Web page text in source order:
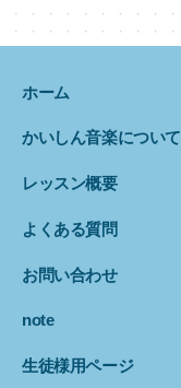
ホーム
かいしん音楽について
レッスン概要
よくある質問
お問い合わせ
note
生徒様用ページ